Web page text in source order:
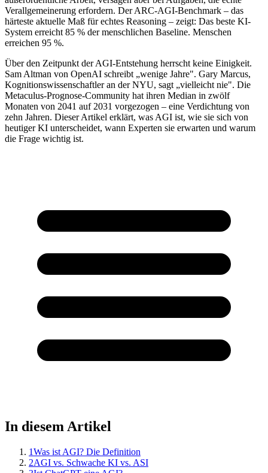
Verallgemeinerung erfordern. Der ARC-AGI-Benchmark – das
härteste aktuelle Maß für echtes Reasoning – zeigt: Das beste KI-
System erreicht 85 % der menschlichen Baseline. Menschen
erreichen 95 %.
Über den Zeitpunkt der AGI-Entstehung herrscht keine Einigkeit.
Sam Altman von OpenAI schreibt „wenige Jahre". Gary Marcus,
Kognitionswissenschaftler an der NYU, sagt „vielleicht nie". Die
Metaculus-Prognose-Community hat ihren Median in zwölf
Monaten von 2041 auf 2031 vorgezogen – eine Verdichtung von
zehn Jahren. Dieser Artikel erklärt, was AGI ist, wie sie sich von
heutiger KI unterscheidet, wann Experten sie erwarten und warum
die Frage wichtig ist.
In diesem Artikel
1Was ist AGI? Die Definition
2AGI vs. Schwache KI vs. ASI